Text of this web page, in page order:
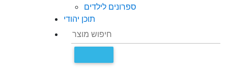
ספרונים לילדים
תוכן יהודי